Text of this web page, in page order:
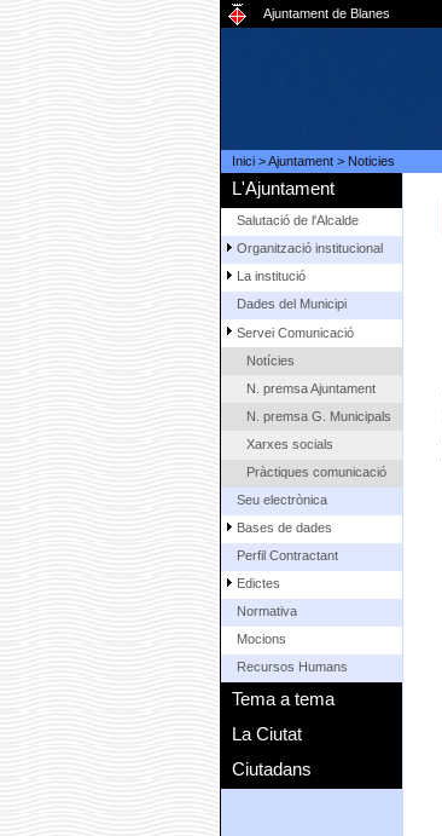
Ajuntament de Blanes
Inici>Ajuntament> Noticies
L'Ajuntament
Salutació de l'Alcalde
Organització institucional
La institució
Dades del Municipi
Servei Comunicació
Notícies
N. premsa Ajuntament
N. premsa G. Municipals
Xarxes socials
Pràctiques comunicació
Seu electrònica
Bases de dades
Perfil Contractant
Edictes
Normativa
Mocions
Recursos Humans
Tema a tema
La Ciutat
Ciutadans